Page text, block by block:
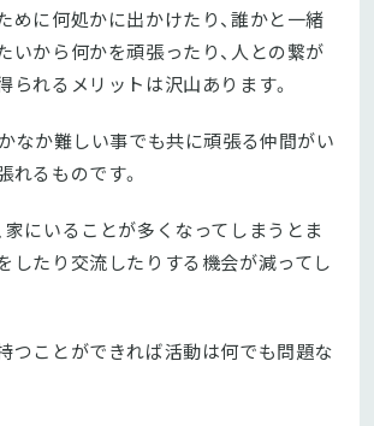
めに何処かに出かけたり、誰かと一緒
いから何かを頑張ったり、人との繋が
られるメリットは沢山あります。
なか難しい事でも共に頑張る仲間がい
れるものです。
家にいることが多くなってしまうとま
したり交流したりする機会が減ってし
つことができれば活動は何でも問題な